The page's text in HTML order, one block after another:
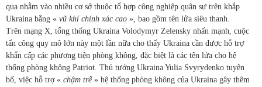
qua nhằm vào nhiều cơ sở thuộc tổ hợp công nghiệp quân sự trên khắp
Ukraina bằng « vũ khí chính xác cao », bao gồm tên lửa siêu thanh.
Trên mạng X, tổng thống Ukraina Volodymyr Zelensky nhấn mạnh, cuộc
tấn công quy mô lớn này một lần nữa cho thấy Ukraina cần được hỗ trợ
khẩn cấp các phương tiện phòng không, đặc biệt là các tên lửa cho hệ
thống phòng không Patriot. Thủ tướng Ukraina Yulia Svyrydenko tuyên
bố, việc hỗ trợ « chậm trễ » hệ thống phòng không của Ukraina gây thêm